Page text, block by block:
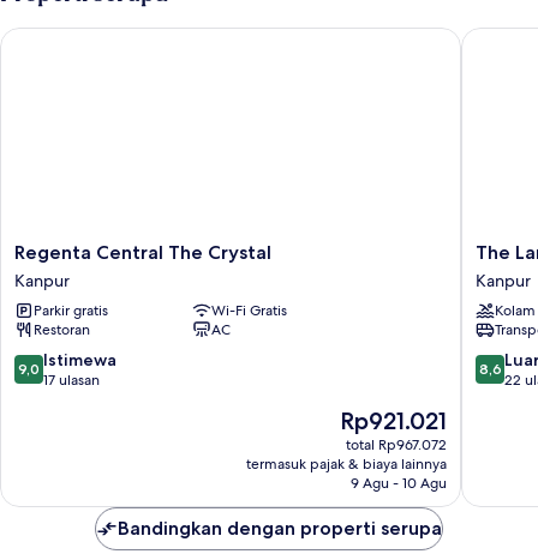
occupancy
Regenta
Central
The
Crystal
Kanpur
Regenta Central The Crystal
Kanpur
Parkir gratis
Wi-Fi Gratis
Restoran
AC
9.0
dari
9,0 Istimewa
17 ulasan
Harga
sekarang
Rp921.021
Rp921.021
total Rp967.072
termasuk pajak & biaya lainnya
9 Agu - 10 Agu
Regenta Central The Crystal
The
Hotel
Kanpur
The
Kanpur
8.6
dari
8,6
22
The
Bandingkan dengan properti serupa